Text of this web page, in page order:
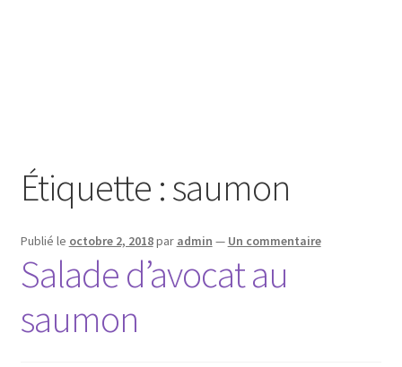
Étiquette :saumon
Publié le octobre 2, 2018par admin — Un commentaire
Salade d’avocat au
saumon